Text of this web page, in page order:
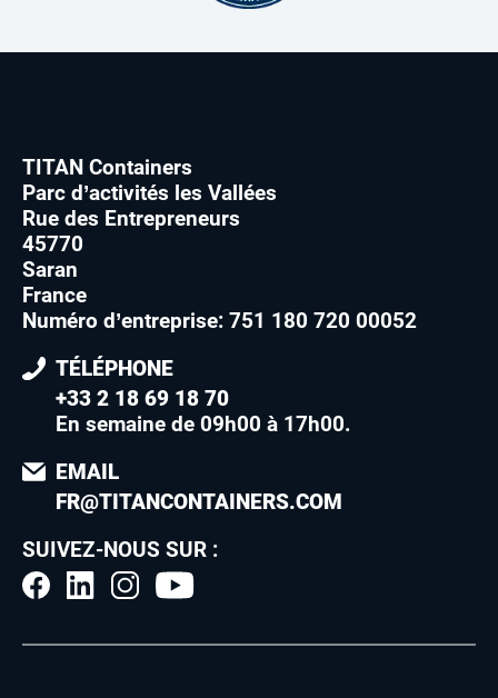
TITAN Containers
Parc d’activités les Vallées
Rue des Entrepreneurs
45770
Saran
France
Numéro d’entreprise: 751 180 720 00052
TÉLÉPHONE
+33 2 18 69 18 70
En semaine de 09h00 à 17h00.
EMAIL
FR@TITANCONTAINERS.COM
SUIVEZ-NOUS SUR :